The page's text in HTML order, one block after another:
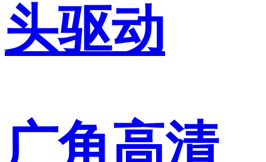
头驱动
广角高清